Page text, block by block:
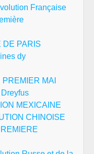
Française
DE PARIS
dy
MAI
MEXICAINE
CHINOISE